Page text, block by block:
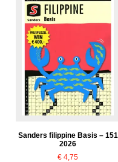
Sanders filippine Basis – 151
2026
€ 4,75